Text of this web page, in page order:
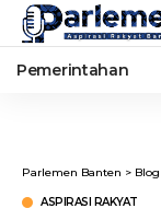
Pemerintahan
Parlemen Banten > Blog
ASPIRASI RAKYAT